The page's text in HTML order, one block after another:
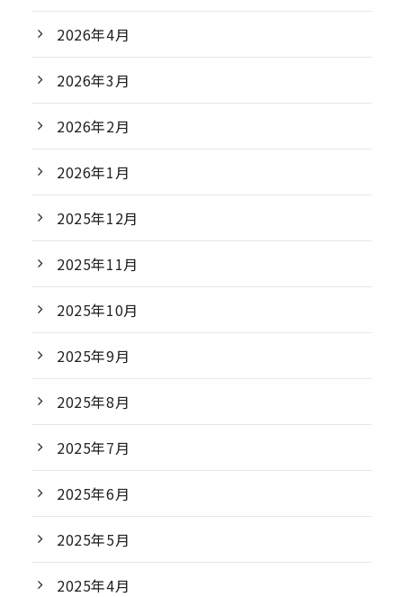
2026年4月
2026年3月
2026年2月
2026年1月
2025年12月
2025年11月
2025年10月
2025年9月
2025年8月
2025年7月
2025年6月
2025年5月
2025年4月